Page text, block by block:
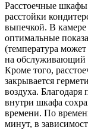
Расстоечные шкафы
расстойки
выпечкой. В
оптимальные
(температура
на обслуживающий
Кроме того,
закрывается
воздуха.
внутри шкафа
времени. По
минут, в